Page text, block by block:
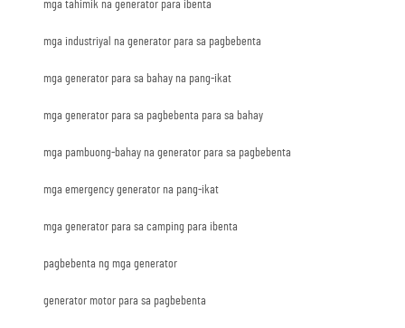
mga tahimik na generator para ibenta
mga industriyal na generator para sa pagbebenta
mga generator para sa bahay na pang-ikat
mga generator para sa pagbebenta para sa bahay
mga pambuong-bahay na generator para sa pagbebenta
mga emergency generator na pang-ikat
mga generator para sa camping para ibenta
pagbebenta ng mga generator
generator motor para sa pagbebenta